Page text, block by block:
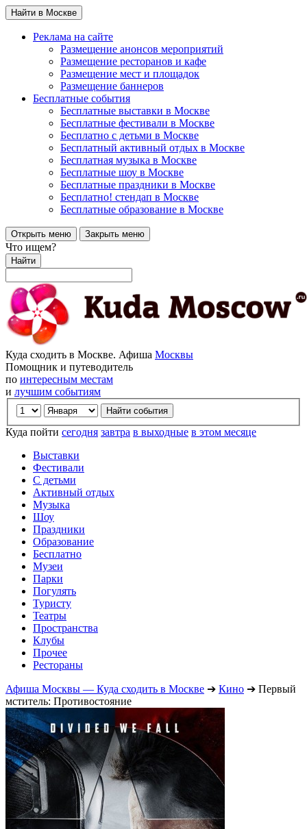
Найти в Москве
Реклама на сайте
Размещение анонсов мероприятий
Размещение ресторанов и кафе
Размещение мест и площадок
Размещение баннеров
Бесплатные события
Бесплатные выставки в Москве
Бесплатные фестивали в Москве
Бесплатно с детьми в Москве
Бесплатный активный отдых в Москве
Бесплатная музыка в Москве
Бесплатные шоу в Москве
Бесплатные праздники в Москве
Бесплатно! стендап в Москве
Бесплатные образование в Москве
Открыть меню Закрыть меню
Что ищем?
Найти
Куда сходить в Москве. Афиша Москвы
Помощник и путеводитель
по интересным местам
и лучшим событиям
Куда пойти сегодня завтра в выходные в этом месяце
Выставки
Фестивали
С детьми
Активный отдых
Музыка
Шоу
Праздники
Образование
Бесплатно
Музеи
Парки
Погулять
Туристу
Театры
Пространства
Клубы
Прочее
Рестораны
Афиша Москвы — Куда сходить в Москве ➔ Кино ➔ Первый
мститель: Противостояние